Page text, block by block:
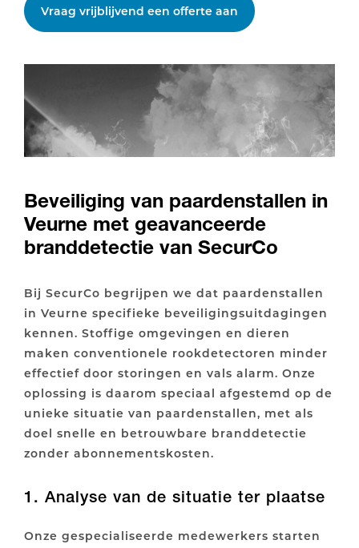
Vraag vrijblijvend een offerte aan
Beveiliging van paardenstallen in
Veurne met geavanceerde
branddetectie van SecurCo
Bij SecurCo begrijpen we dat paardenstallen
in Veurne specifieke beveiligingsuitdagingen
kennen. Stoffige omgevingen en dieren
maken conventionele rookdetectoren minder
effectief door storingen en vals alarm. Onze
oplossing is daarom speciaal afgestemd op de
unieke situatie van paardenstallen, met als
doel snelle en betrouwbare branddetectie
zonder abonnementskosten.
1. Analyse van de situatie ter plaatse
Onze gespecialiseerde medewerkers starten